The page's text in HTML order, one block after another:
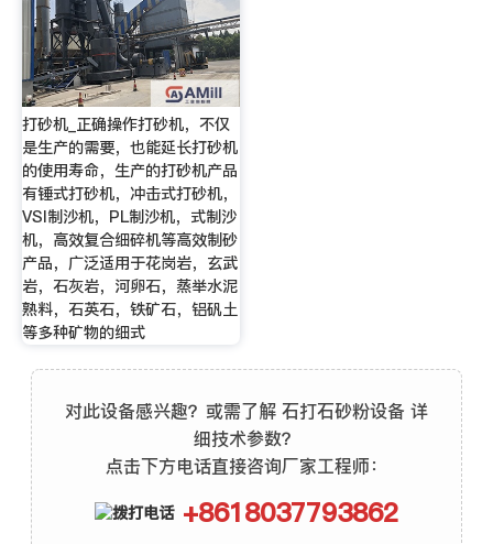
打砂机_正确操作打砂机，不仅
是生产的需要，也能延长打砂机
的使用寿命，生产的打砂机产品
有锤式打砂机，冲击式打砂机，
VSI制沙机，PL制沙机，式制沙
机，高效复合细碎机等高效制砂
产品，广泛适用于花岗岩，玄武
岩，石灰岩，河卵石，蒸举水泥
熟料，石英石，铁矿石，铝矾土
等多种矿物的细式
对此设备感兴趣？或需了解 石打石砂粉设备 详
细技术参数？
点击下方电话直接咨询厂家工程师：
+8618037793862